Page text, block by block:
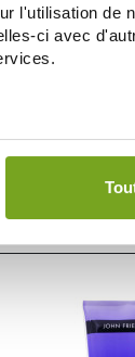
l'utilisation de
ci avec
JOHN
JOHN FRIEDA